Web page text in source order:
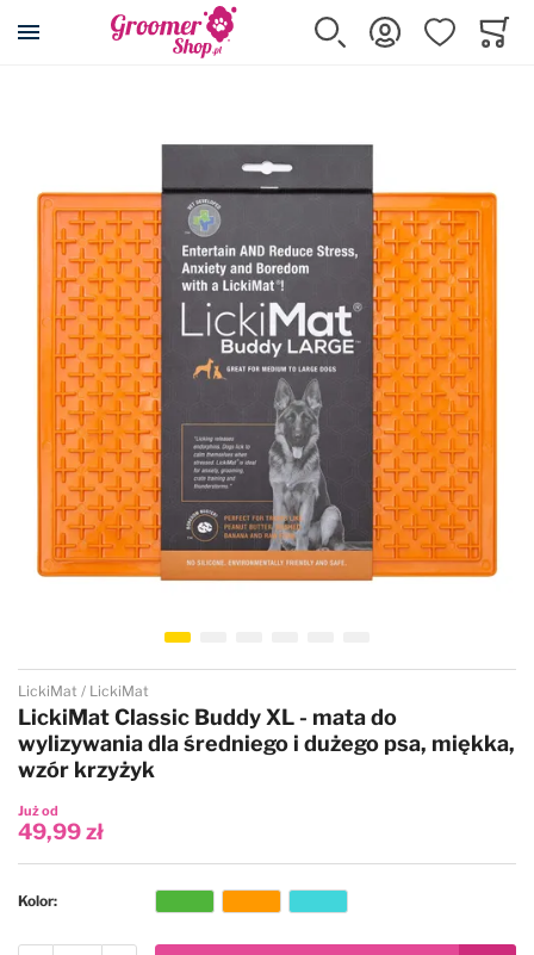
Przejdź na stronę główną
Szukaj Zaloguj sięUlubione
Przejdź na początek galerii
LickiMat LickiMat
LickiMat Classic Buddy XL - mata do
wylizywania dla średniego i dużego psa, miękka,
wzór krzyżyk
Już od
49,99 zł
Kolor